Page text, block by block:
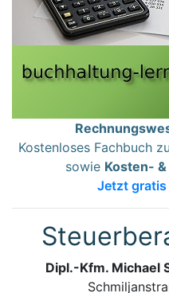
Kostenloses Fachbuch zu
sowie Kosten-
Jetzt
Dipl.-Kfm. Michael